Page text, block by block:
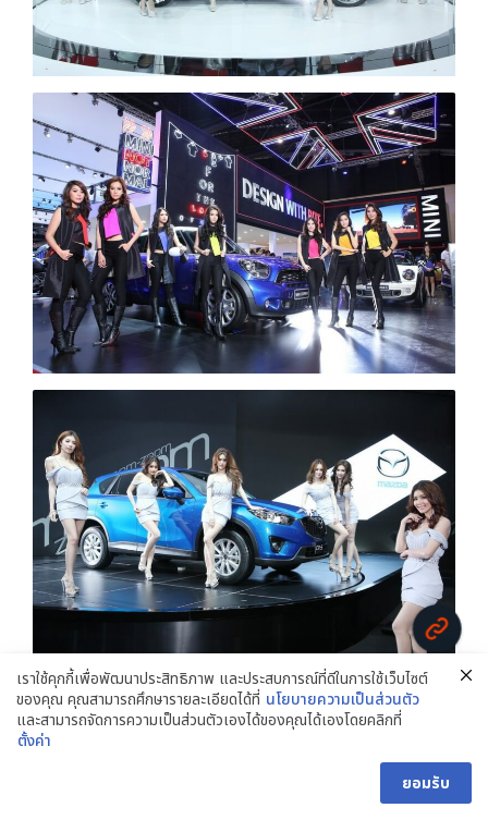
เราใช้คุกกี้เพื่อพัฒนาประสิทธิภาพ และประสบการณ์ที่ดีในการใช้เว็บไซต์
ของคุณ คุณสามารถศึกษารายละเอียดได้ที่ นโยบายความเป็นส่วนตัว
และสามารถจัดการความเป็นส่วนตัวเองได้ของคุณได้เองโดยคลิกที่
ตั้งค่า
ยอมรับ